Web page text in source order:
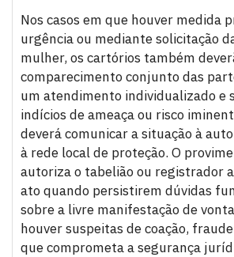
Nos casos em que houver medida
urgência ou mediante solicitação
mulher, os cartórios também
comparecimento conjunto das
um atendimento individualizado e
indícios de ameaça ou risco
deverá comunicar a situação à
à rede local de proteção. O
autoriza o tabelião ou registrador
ato quando persistirem dúvidas
sobre a livre manifestação de
houver suspeitas de coação,
que comprometa a segurança